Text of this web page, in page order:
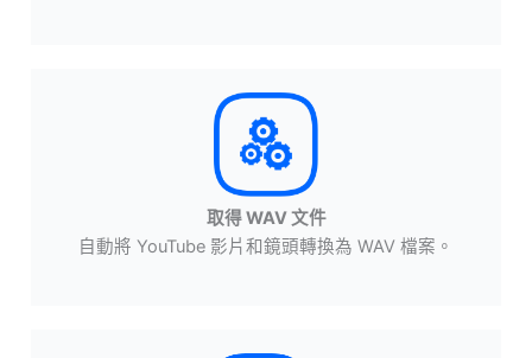
取得 WAV 文件
自動將 YouTube 影片和鏡頭轉換為 WAV 檔案。